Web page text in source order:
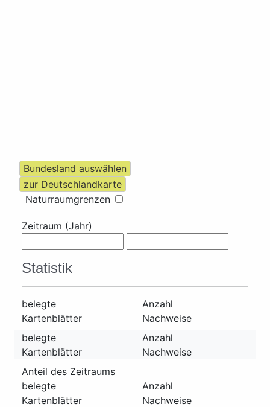
Naturraumgrenzen
Zeitraum (Jahr)
Statistik
belegte
Kartenblätter
Anzahl
Nachweise
belegte
Kartenblätter
Anzahl
Nachweise
Anteil des Zeitraums
belegte
Kartenblätter
Anzahl
Nachweise